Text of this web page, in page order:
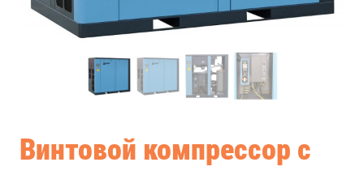
Винтовой компрессор с